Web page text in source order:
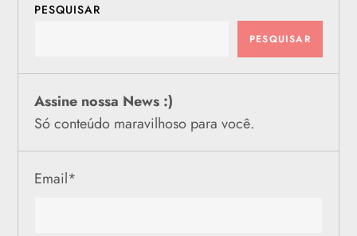
PESQUISAR
PESQUISAR
Assine nossa News :)
Só conteúdo maravilhoso para você.
Email*